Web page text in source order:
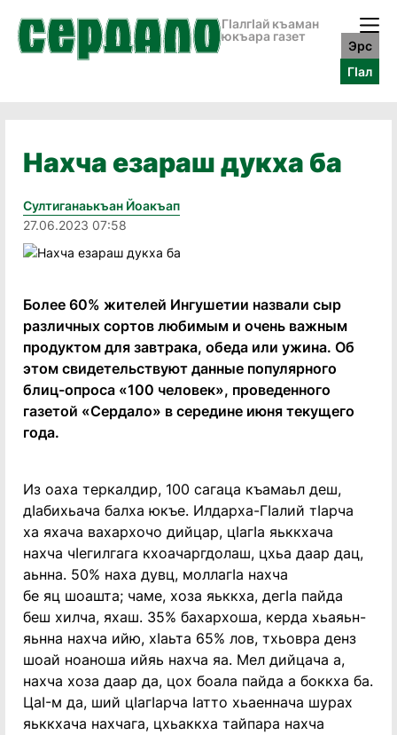
ГӀалгӀай къаман
юкъара газет
Эрс
ГӀал
Нахча езараш дукха ба
Султиганаькъан Йоакъап
27.06.2023 07:58
Более 60% жителей Ингушетии назвали сыр
различных сортов любимым и очень важным
продуктом для завтрака, обеда или ужина. Об
этом свидетельствуют данные популярного
блиц-опроса «100 человек», проведенного
газетой «Сердало» в середине июня текущего
года.
Из оаха теркалдир, 100 сагаца къамаьл деш,
дIабихьача балха юкъе. Илдарха-ГIалий тIарча
ха яхача вахархочо дийцар, цIагIа яьккхача
нахча чIегилгага кхоачаргдолаш, цхьа даар дац,
аьнна. 50% наха дувц, моллагIа нахча
бе яц шоашта; чаме, хоза яьккха, дегIа пайда
беш хилча, яхаш. 35% бахархоша, керда хьаяьн-
яьнна нахча ийю, хIаьта 65% лов, тхьовра денз
шоай ноаноша ийяь нахча яа. Мел дийцача а,
нахча хоза даар да, цох боала пайда а боккха ба.
ЦаI-м да, ший цIагIарча Iатто хьаеннача шурах
яьккхача нахчага, цхьаккха тайпара нахча